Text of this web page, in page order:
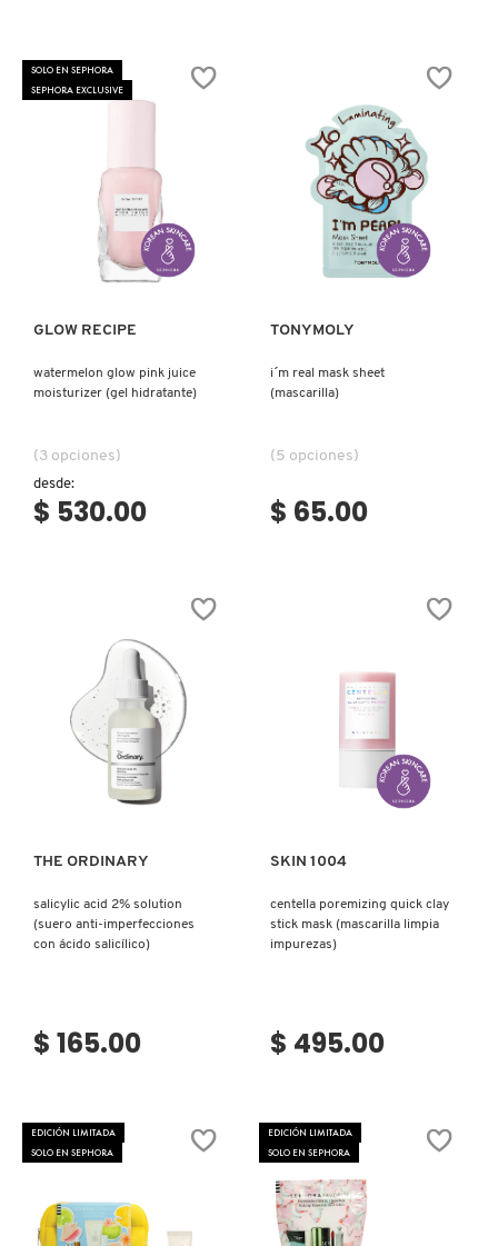
OUAI HAIRCARE
PAI-SHAU
PATCHOLOGY
PEACE OUT SKINCARE
PETER THOMAS ROTH
RABANNE
RARE BEAUTY
SEPHORA FAVORITES
SOLO EN SEPHORA
SEPHORA EXCLUSIVE
Ver más
GLOW RECIPE
watermelon glow pink juice
moisturizer (gel hidratante)
(3 opciones)
desde:
$ 530.00
Ver más
TONYMOLY
i´m real mask sheet
(mascarilla)
(5 opciones)
$ 65.00
Ver más
THE ORDINARY
salicylic acid 2% solution
(suero anti-imperfecciones
con ácido salicílico)
$ 165.00
Ver más
SKIN 1004
centella poremizing quick clay
stick mask (mascarilla limpia
impurezas)
$ 495.00
EDICIÓN LIMITADA
SOLO EN SEPHORA
EDICIÓN LIMITADA
SOLO EN SEPHORA